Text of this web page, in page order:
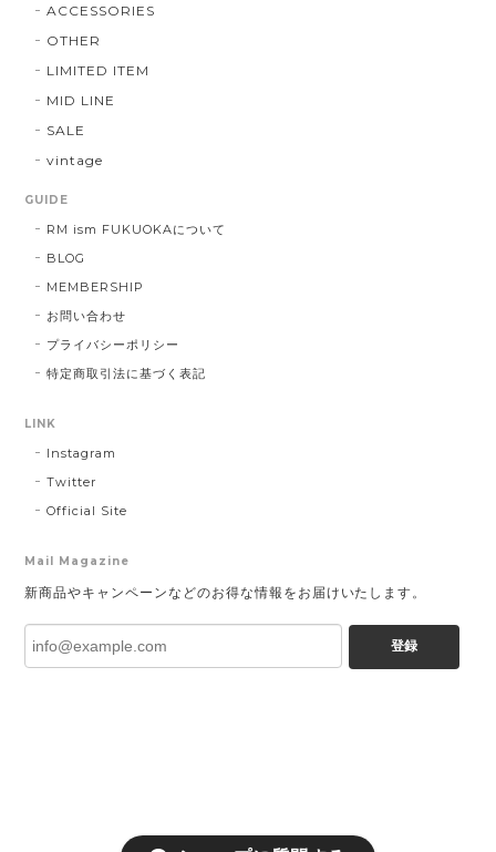
ACCESSORIES
OTHER
LIMITED ITEM
MID LINE
SALE
vintage
GUIDE
RM ism FUKUOKAについて
BLOG
MEMBERSHIP
お問い合わせ
プライバシーポリシー
特定商取引法に基づく表記
LINK
Instagram
Twitter
Official Site
Mail Magazine
新商品やキャンペーンなどのお得な情報をお届けいたします。
登録